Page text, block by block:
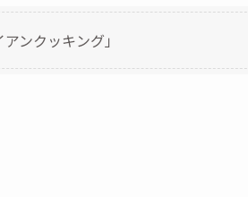
ンクッキング」